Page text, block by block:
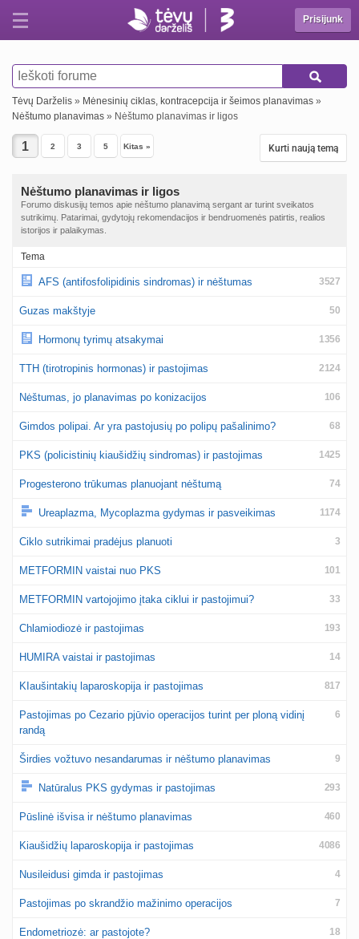
Prisijunk
Tėvų Darželis » Mėnesinių ciklas, kontracepcija ir šeimos planavimas »
Nėštumo planavimas » Nėštumo planavimas ir ligos
2 3 5 Kitas » Kurti naują temą
Nėštumo planavimas ir ligos
Forumo diskusijų temos apie nėštumo planavimą sergant ar turint sveikatos
sutrikimų. Patarimai, gydytojų rekomendacijos ir bendruomenės patirtis, realios
istorijos ir palaikymas.
Tema
3527
AFS (antifosfolipidinis sindromas) ir nėštumas
50
Guzas makštyje
1356
Hormonų tyrimų atsakymai
2124
TTH (tirotropinis hormonas) ir pastojimas
106
Nėštumas, jo planavimas po konizacijos
68
Gimdos polipai. Ar yra pastojusių po polipų pašalinimo?
1425
PKS (policistinių kiaušidžių sindromas) ir pastojimas
74
Progesterono trūkumas planuojant nėštumą
1174
Ureaplazma, Mycoplazma gydymas ir pasveikimas
3
Ciklo sutrikimai pradėjus planuoti
101
METFORMIN vaistai nuo PKS
33
METFORMIN vartojojimo įtaka ciklui ir pastojimui?
193
Chlamiodiozė ir pastojimas
14
HUMIRA vaistai ir pastojimas
817
KIaušintakių laparoskopija ir pastojimas
6
Pastojimas po Cezario pjūvio operacijos turint per ploną vidinį
randą
9
Širdies vožtuvo nesandarumas ir nėštumo planavimas
293
Natūralus PKS gydymas ir pastojimas
460
Pūslinė išvisa ir nėštumo planavimas
4086
Kiaušidžių laparoskopija ir pastojimas
4
Nusileidusi gimda ir pastojimas
7
Pastojimas po skrandžio mažinimo operacijos
18
Endometriozė: ar pastojote?